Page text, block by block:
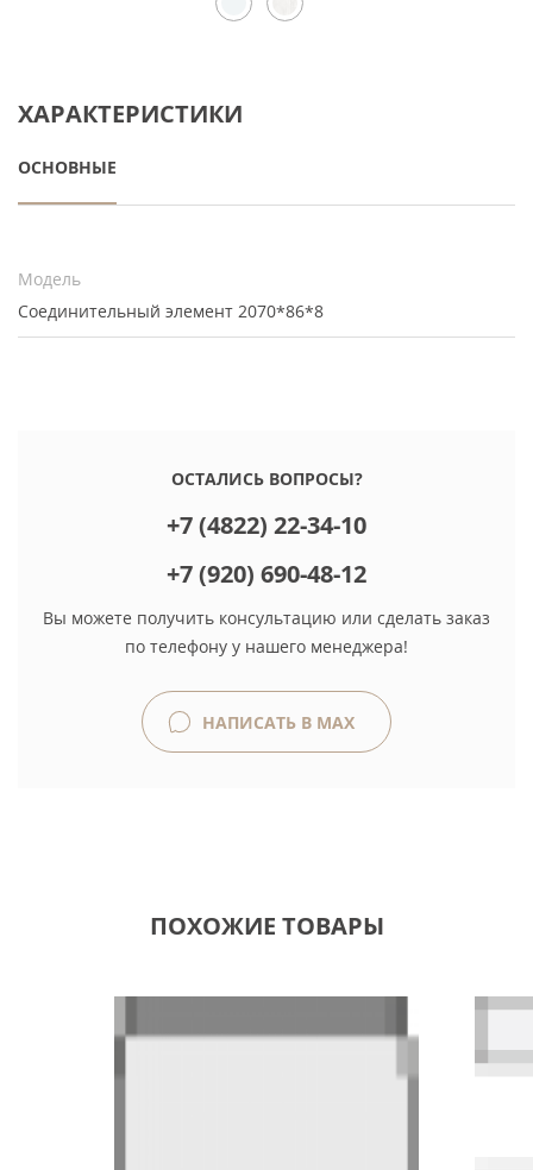
ХАРАКТЕРИСТИКИ
ОСНОВНЫЕ
Модель
Соединительный элемент 2070*86*8
ОСТАЛИСЬ ВОПРОСЫ?
+7 (4822) 22-34-10
+7 (920) 690-48-12
Вы можете получить консультацию или сделать заказ
по телефону у нашего менеджера!
НАПИСАТЬ В MAX
ПОХОЖИЕ ТОВАРЫ